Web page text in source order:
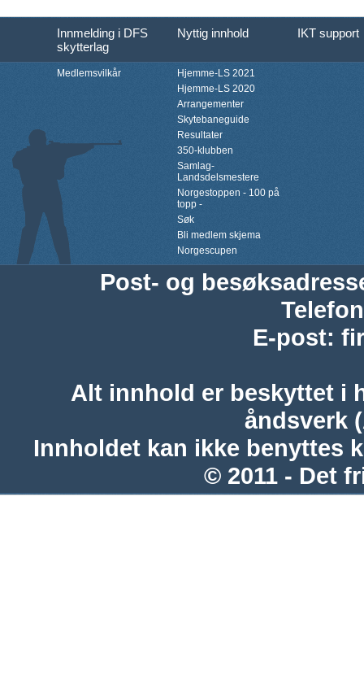
Innmelding i DFS
skytterlag
Nyttig innhold IKT support
Medlemsvilkår
Hjemme-LS 2021
Hjemme-LS 2020
Arrangementer
Skytebaneguide
Resultater
350-klubben
Samlag-
Landsdelsmestere
Norgestoppen - 100 på
topp -
Søk
Bli medlem skjema
Norgescupen
Post- og
Telefon
E-post:
Alt innhold er beskyttet i
åndsverk
Innholdet kan ikke benyttes
© 2011 - Det